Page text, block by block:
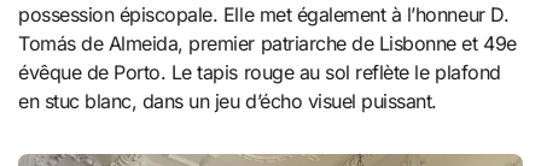
possession épiscopale. Elle met également à l’honneur D.
Tomás de Almeida, premier patriarche de Lisbonne et 49e
évêque de Porto. Le tapis rouge au sol reflète le plafond
en stuc blanc, dans un jeu d’écho visuel puissant.